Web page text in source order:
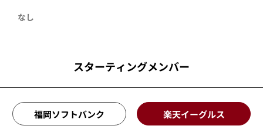
なし
スターティングメンバー
福岡ソフトバンク 楽天イーグルス